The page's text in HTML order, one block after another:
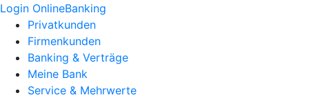
Login OnlineBanking
Privatkunden
Firmenkunden
Banking & Verträge
Meine Bank
Service & Mehrwerte